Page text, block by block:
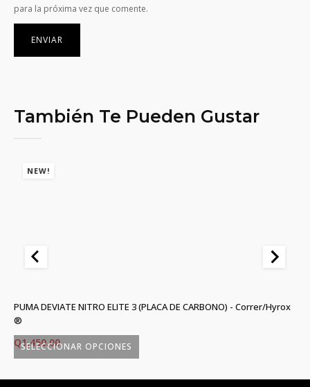
para la próxima vez que comente.
También Te Pueden Gustar
NEW!
SELECCIONAR OPCIONES
producto
PUMA DEVIATE NITRO ELITE 3 (PLACA DE CARBONO) - Correr/Hyrox
®
Q1,450.00